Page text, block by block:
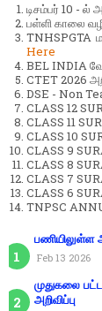
டிசம்பர் 10 -
பள்ளி காலை
TNHSPGTA
Here
BEL INDIA
CTET 2026
DSE - Non
CLASS 12
CLASS 11
CLASS 10
CLASS 9
CLASS 8
CLASS 7
CLASS 6
TNPSC
பணியிலுள்ள
Feb 13 2026
முதுகலை
அறிவிப்பு